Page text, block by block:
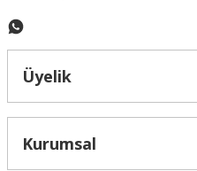
Üyelik
Kurumsal